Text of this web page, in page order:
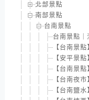
北部景點
南部景點
台南景點
台南景點
【台南景
【安平景
【台南景
【台南夜
【台南鹽